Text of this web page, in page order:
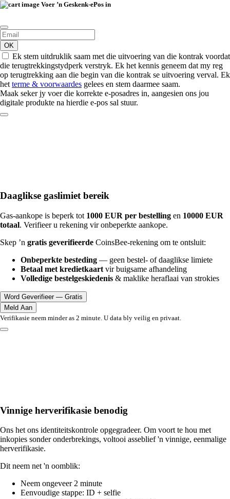
Voer ’n Geskenk-ePos in
OK
Ek stem uitdruklik saam met die uitvoering van die kontrak voordat
die terugtrekkingstydperk verstryk. Ek het kennis geneem dat my reg
op terugtrekking aan die begin van die kontrak se uitvoering verval. Ek
het terme & voorwaardes gelees en stem daarmee saam.
Maak seker jy voer die korrekte e-posadres in, aangesien ons jou
digitale produkte na hierdie e-pos sal stuur.
Daaglikse gaslimiet bereik
Gas-aankope is beperk tot 1000 EUR per bestelling en 10000 EUR
totaal. Verifieer u rekening vir onbeperkte aankope.
Skep ’n gratis geverifieerde CoinsBee-rekening om te ontsluit:
Onbeperkte besteding — geen bestel- of daaglikse limiete
Betaal met kredietkaart vir buigsame afhandeling
Volledige bestelgeskiedenis & maklike heraflaai van strokies
Word Geverifieer — Gratis
Meld Aan
Verifikasie neem minder as 2 minute. U data bly veilig en privaat.
Vinnige herverifikasie benodig
Ons het ons identiteitskontrole opgegradeer. Om voort te hou met
inkopies sonder onderbrekings, voltooi asseblief 'n vinnige, eenmalige
herverifikasie.
Dit neem net 'n oomblik:
Neem ongeveer 2 minute
Eenvoudige stappe: ID + selfie